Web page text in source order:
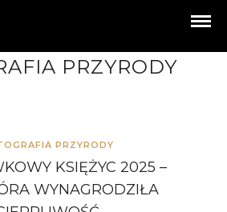
PRZYRODY
PRZYRODY
KSIĘŻYC 2025 –
WYNAGRODZIŁA